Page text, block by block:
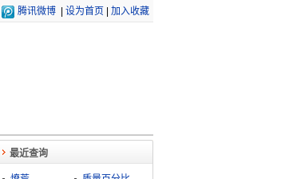
腾讯微博 设为首页 加入收藏
最近查询